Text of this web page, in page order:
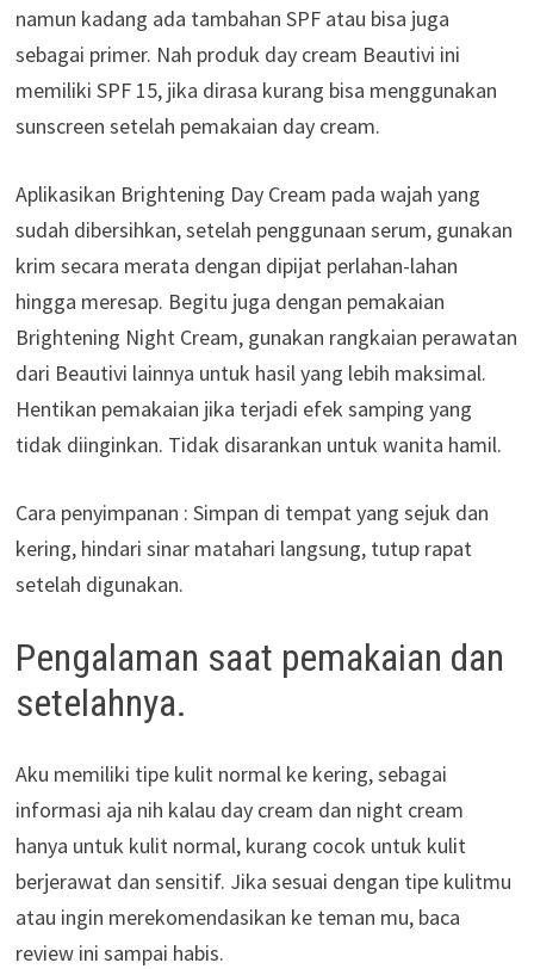
namun kadang ada tambahan SPF atau bisa juga
sebagai primer. Nah produk day cream Beautivi ini
memiliki SPF 15, jika dirasa kurang bisa menggunakan
sunscreen setelah pemakaian day cream.
Aplikasikan Brightening Day Cream pada wajah yang
sudah dibersihkan, setelah penggunaan serum, gunakan
krim secara merata dengan dipijat perlahan-lahan
hingga meresap. Begitu juga dengan pemakaian
Brightening Night Cream, gunakan rangkaian perawatan
dari Beautivi lainnya untuk hasil yang lebih maksimal.
Hentikan pemakaian jika terjadi efek samping yang
tidak diinginkan. Tidak disarankan untuk wanita hamil.
Cara penyimpanan : Simpan di tempat yang sejuk dan
kering, hindari sinar matahari langsung, tutup rapat
setelah digunakan.
Pengalaman saat pemakaian dan
setelahnya.
Aku memiliki tipe kulit normal ke kering, sebagai
informasi aja nih kalau day cream dan night cream
hanya untuk kulit normal, kurang cocok untuk kulit
berjerawat dan sensitif. Jika sesuai dengan tipe kulitmu
atau ingin merekomendasikan ke teman mu, baca
review ini sampai habis.